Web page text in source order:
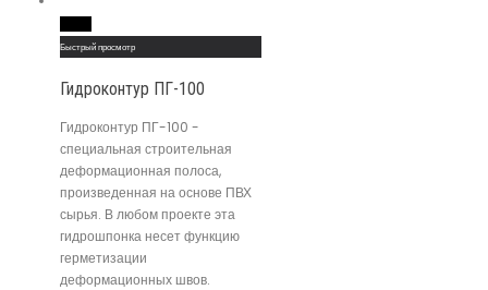
Быстрый просмотр
Гидроконтур ПГ-100
Гидроконтур ПГ-100 -
специальная строительная
деформационная полоса,
произведенная на основе ПВХ
сырья. В любом проекте эта
гидрошпонка несет функцию
герметизации
деформационных швов.